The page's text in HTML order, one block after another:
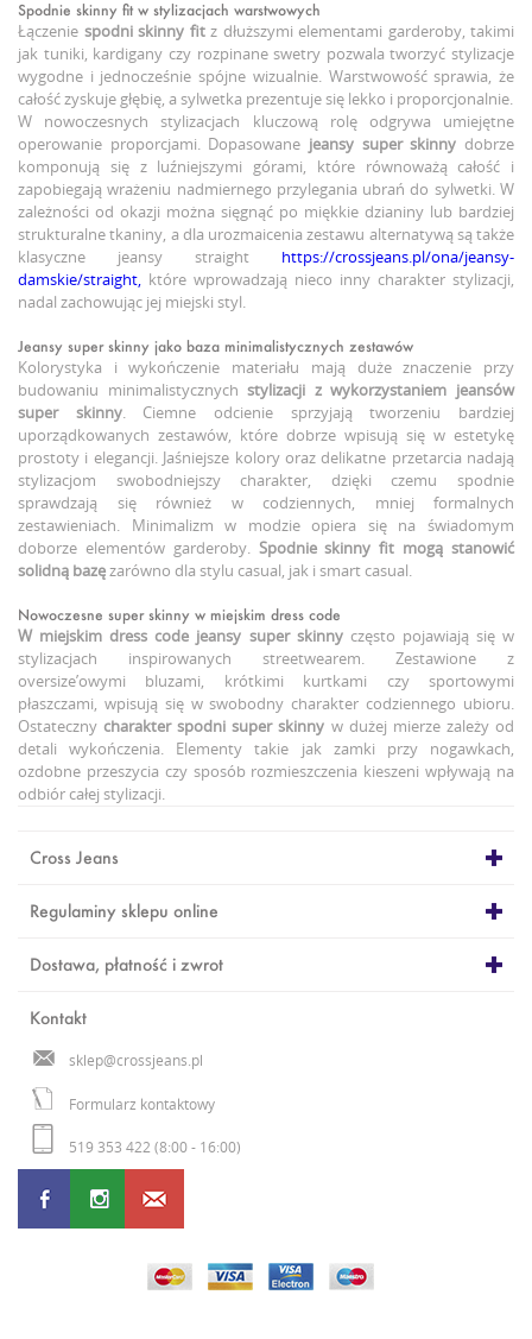
Spodnie skinny fit w stylizacjach warstwowych
Łączenie spodni skinny fitz dłuższymi elementami garderoby, takimi
jak tuniki, kardigany czy rozpinane swetry pozwala tworzyć stylizacje
wygodne i jednocześnie spójne wizualnie. Warstwowość sprawia, że
całość zyskuje głębię, a sylwetka prezentuje się lekko i proporcjonalnie.
W nowoczesnych stylizacjach kluczową rolę odgrywa umiejętne
operowanie proporcjami. Dopasowane jeansy super skinny dobrze
komponują się z luźniejszymi górami, które równoważą całość i
zapobiegają wrażeniu nadmiernego przylegania ubrań do sylwetki. W
zależności od okazji można sięgnąć po miękkie dzianiny lub bardziej
strukturalne tkaniny, a dla urozmaicenia zestawu alternatywą są także
klasyczne jeansy straight https://crossjeans.pl/ona/jeansy-
damskie/straight, które wprowadzają nieco inny charakter stylizacji,
nadal zachowując jej miejski styl.
Jeansy super skinny jako baza minimalistycznych zestawów
Kolorystyka i wykończenie materiału mają duże znaczenie przy
budowaniu minimalistycznychstylizacji z wykorzystaniem jeansów
super skinny. Ciemne odcienie sprzyjają tworzeniu bardziej
uporządkowanych zestawów, które dobrze wpisują się w estetykę
prostoty i elegancji. Jaśniejsze kolory oraz delikatne przetarcia nadają
stylizacjom swobodniejszy charakter, dzięki czemu spodnie
sprawdzają się również w codziennych, mniej formalnych
zestawieniach. Minimalizm w modzie opiera się na świadomym
doborze elementów garderoby. Spodnie skinny fit mogą stanowić
solidną bazęzarówno dla stylu casual, jak i smart casual.
Nowoczesne super skinny w miejskim dress code
W miejskim dress code jeansy super skinnyczęsto pojawiają się w
stylizacjach inspirowanych streetwearem. Zestawione z
oversize’owymi bluzami, krótkimi kurtkami czy sportowymi
płaszczami, wpisują się w swobodny charakter codziennego ubioru.
Ostateczny charakter spodni super skinny w dużej mierze zależy od
detali wykończenia. Elementy takie jak zamki przy nogawkach,
ozdobne przeszycia czy sposób rozmieszczenia kieszeni wpływają na
odbiór całej stylizacji.
Cross Jeans
Regulaminy sklepu online
Dostawa, płatność i zwrot
Kontakt
sklep@crossjeans.pl
Formularz kontaktowy
519 353 422 (8:00 - 16:00)